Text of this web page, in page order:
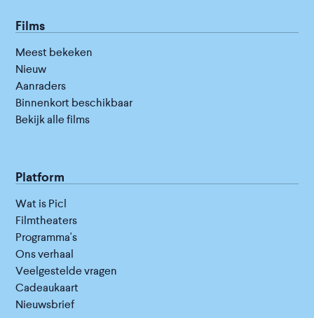
Films
Meest bekeken
Nieuw
Aanraders
Binnenkort beschikbaar
Bekijk alle films
Platform
Wat is Picl
Filmtheaters
Programma's
Ons verhaal
Veelgestelde vragen
Cadeaukaart
Nieuwsbrief